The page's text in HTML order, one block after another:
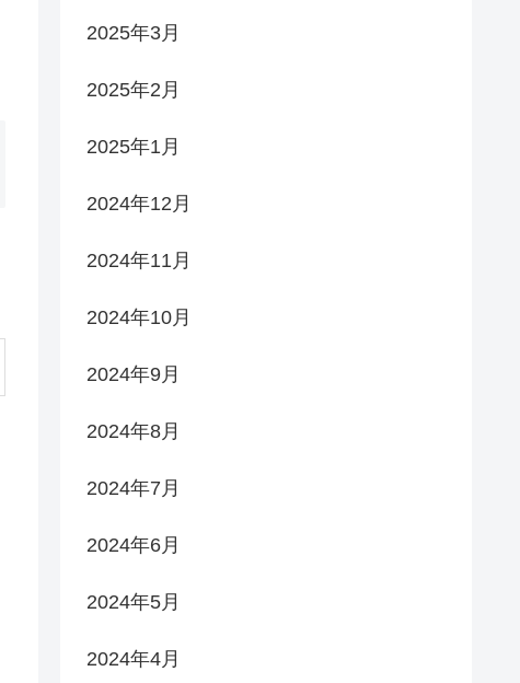
2025年3月
2025年2月
2025年1月
2024年12月
2024年11月
2024年10月
2024年9月
2024年8月
2024年7月
2024年6月
2024年5月
2024年4月